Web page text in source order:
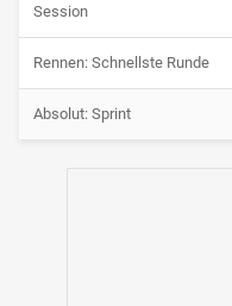
Session
Rennen: Schnellste Runde
Absolut: Sprint